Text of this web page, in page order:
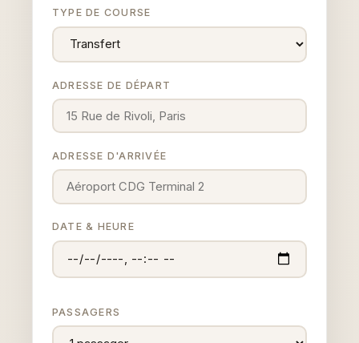
TYPE DE COURSE
ADRESSE DE DÉPART
ADRESSE D'ARRIVÉE
DATE & HEURE
PASSAGERS